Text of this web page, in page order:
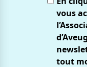
vous
tout